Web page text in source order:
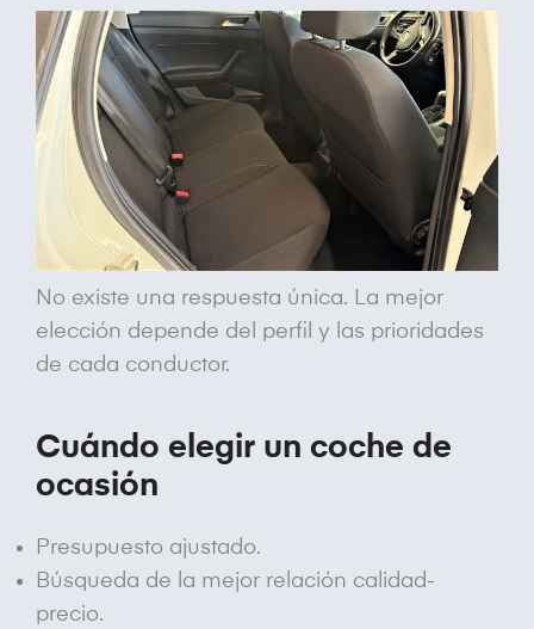
No existe una respuesta única. La mejor
elección depende del perfil y las prioridades
de cada conductor.
Cuándo elegir un coche de
ocasión
Presupuesto ajustado.
Búsqueda de la mejor relación calidad-
precio.